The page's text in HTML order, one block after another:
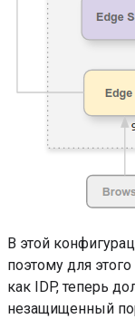
В этой
поэтому для
как IDP, теперь
незащищенный